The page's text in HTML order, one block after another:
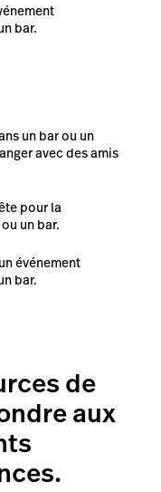
bar.
un bar ou un
avec des amis
pour la
un bar.
événement
bar.
de
aux